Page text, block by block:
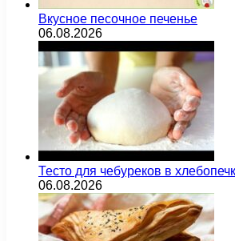
Вкусное песочное печенье
06.08.2026
Тесто для чебуреков в
06.08.2026